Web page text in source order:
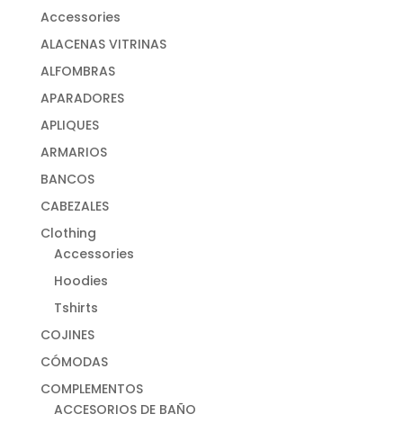
Accessories
ALACENAS VITRINAS
ALFOMBRAS
APARADORES
APLIQUES
ARMARIOS
BANCOS
CABEZALES
Clothing
Accessories
Hoodies
Tshirts
COJINES
CÓMODAS
COMPLEMENTOS
ACCESORIOS DE BAÑO